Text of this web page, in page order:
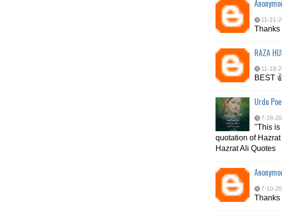
7-10-
6-6-
11-21-
Thanks
RAZA
11-18-
BEST
Urdu
7-28-
"This is
quotation of
Hazrat Ali Quotes
7-10-
Thanks